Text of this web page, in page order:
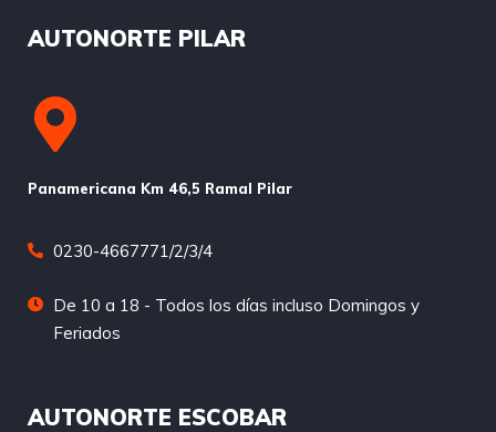
AUTONORTE PILAR
Panamericana Km 46,5 Ramal Pilar
0230-4667771/2/3/4
De 10 a 18 - Todos los días incluso Domingos y
Feriados
AUTONORTE ESCOBAR